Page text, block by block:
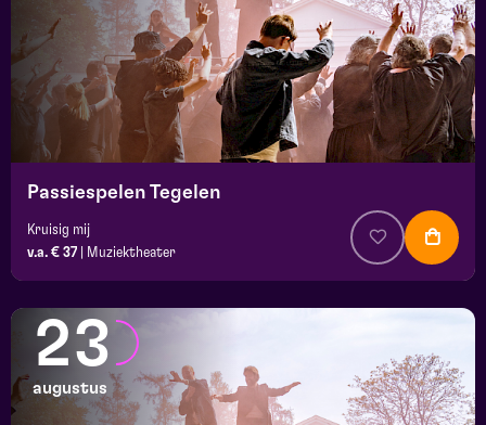
Passiespelen Tegelen
Kruisig mij
v.a. € 37
Muziektheater
23
augustus